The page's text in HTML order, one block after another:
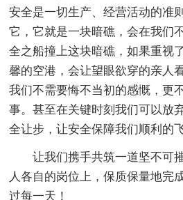
安全是一切生产、经营活动的准
它，它就是一块暗礁，会在我们
全之船撞上这块暗礁，如果重视
馨的空港，会让望眼欲穿的亲人
我们不需要悔不当初的感慨，更
事。甚至在关键时刻我们可以放
全让步，让安全保障我们顺利的飞
让我们携手共筑一道坚不可
人各自的岗位上，保质保量地完
过每一天！